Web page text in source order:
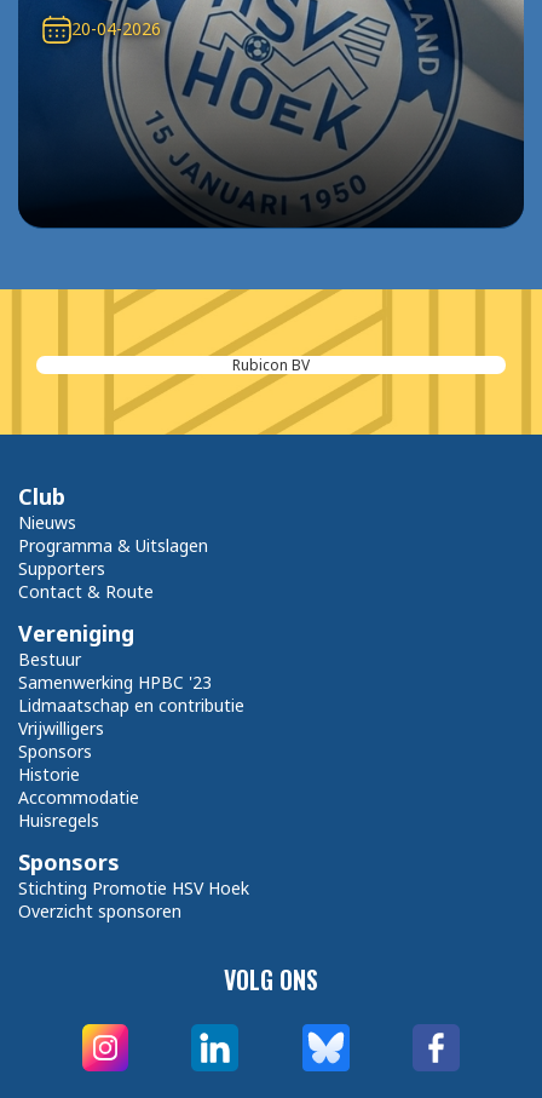
20-04-2026
Rubicon BV
VOLG ONS
Club
Nieuws
Programma & Uitslagen
Supporters
Contact & Route
Vereniging
Bestuur
Samenwerking HPBC '23
Lidmaatschap en contributie
Vrijwilligers
Sponsors
Historie
Accommodatie
Huisregels
Sponsors
Stichting Promotie HSV Hoek
Overzicht sponsoren